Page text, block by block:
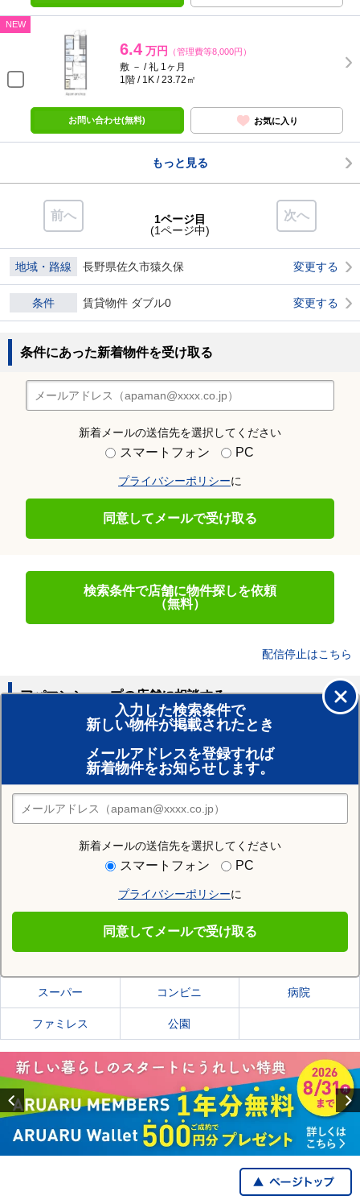
NEW
6.4 万円 （管理費等8,000円）
敷 － / 礼 1ヶ月
1階 / 1K / 23.72㎡
お問い合わせ(無料) お気に入り
もっと見る
前へ 次へ
1ページ目
(1ページ中)
地域・路線 長野県佐久市猿久保 変更する
条件 賃貸物件 ダブル0 変更する
条件にあった新着物件を受け取る
新着メールの送信先を選択してください
スマートフォン PC
プライバシーポリシーに
同意してメールで受け取る
検索条件で店舗に物件探しを依頼
（無料）
配信停止はこちら
入力した検索条件で
新しい物件が掲載されたとき
メールアドレスを登録すれば
新着物件をお知らせします。
新着メールの送信先を選択してください
スマートフォン PC
プライバシーポリシーに
同意してメールで受け取る
アパマンショップの店舗に相談する
賃貸のプロがお部屋探し！
おまかせ物件リクエスト
住みたい街の店舗を探す
店舗検索
住む街研究所で佐久市の情報を見る
佐久市の施設一覧
スーパー コンビニ 病院
ファミレス 公園
Previous